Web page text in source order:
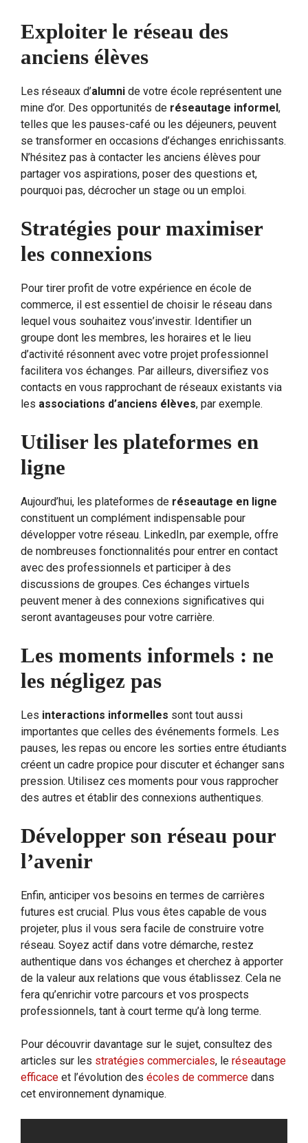
Exploiter le réseau des
anciens élèves
Les réseaux d’alumni de votre école représentent une
mine d’or. Des opportunités de réseautage informel,
telles que les pauses-café ou les déjeuners, peuvent
se transformer en occasions d’échanges enrichissants.
N’hésitez pas à contacter les anciens élèves pour
partager vos aspirations, poser des questions et,
pourquoi pas, décrocher un stage ou un emploi.
Stratégies pour maximiser
les connexions
Pour tirer profit de votre expérience en école de
commerce, il est essentiel de choisir le réseau dans
lequel vous souhaitez vous’investir. Identifier un
groupe dont les membres, les horaires et le lieu
d’activité résonnent avec votre projet professionnel
facilitera vos échanges. Par ailleurs, diversifiez vos
contacts en vous rapprochant de réseaux existants via
les associations d’anciens élèves, par exemple.
Utiliser les plateformes en
ligne
Aujourd’hui, les plateformes de réseautage en ligne
constituent un complément indispensable pour
développer votre réseau. LinkedIn, par exemple, offre
de nombreuses fonctionnalités pour entrer en contact
avec des professionnels et participer à des
discussions de groupes. Ces échanges virtuels
peuvent mener à des connexions significatives qui
seront avantageuses pour votre carrière.
Les moments informels : ne
les négligez pas
Les interactions informelles sont tout aussi
importantes que celles des événements formels. Les
pauses, les repas ou encore les sorties entre étudiants
créent un cadre propice pour discuter et échanger sans
pression. Utilisez ces moments pour vous rapprocher
des autres et établir des connexions authentiques.
Développer son réseau pour
l’avenir
Enfin, anticiper vos besoins en termes de carrières
futures est crucial. Plus vous êtes capable de vous
projeter, plus il vous sera facile de construire votre
réseau. Soyez actif dans votre démarche, restez
authentique dans vos échanges et cherchez à apporter
de la valeur aux relations que vous établissez. Cela ne
fera qu’enrichir votre parcours et vos prospects
professionnels, tant à court terme qu’à long terme.
Pour découvrir davantage sur le sujet, consultez des
articles sur les stratégies commerciales, le réseautage
efficace et l’évolution des écoles de commerce dans
cet environnement dynamique.